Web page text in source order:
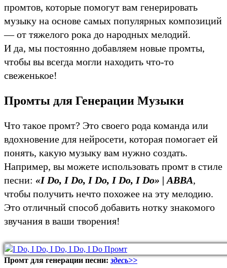
промтов, которые помогут вам генерировать
музыку на основе самых популярных композиций
— от тяжелого рока до народных мелодий.
И да, мы постоянно добавляем новые промты,
чтобы вы всегда могли находить что-то
свеженькое!
Промты для Генерации Музыки
Что такое промт? Это своего рода команда или
вдохновение для нейросети, которая помогает ей
понять, какую музыку вам нужно создать.
Например, вы можете использовать промт в стиле
песни: «I Do, I Do, I Do, I Do, I Do» | ABBA,
чтобы получить нечто похожее на эту мелодию.
Это отличный способ добавить нотку знакомого
звучания в ваши творения!
Промт для генерации песни: здесь>>